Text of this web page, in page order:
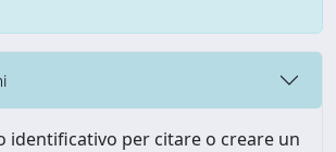
identificativo per citare o creare un